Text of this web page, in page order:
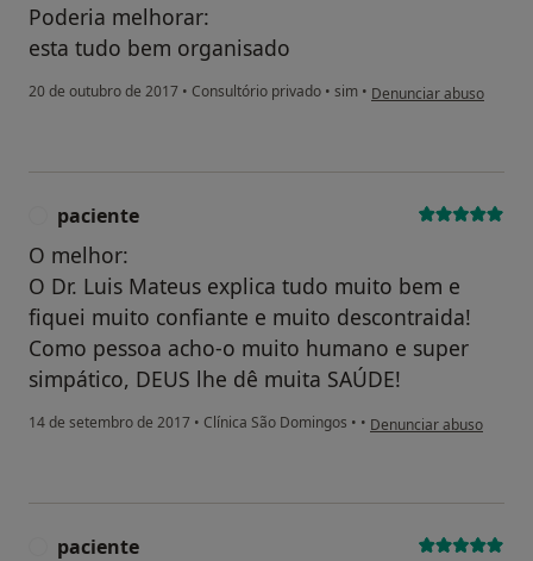
Poderia melhorar:
esta tudo bem organisado
20 de outubro de 2017 • Consultório privado • sim • na opinião do utilizador
Denunciar abuso
paciente
O melhor:
O Dr. Luis Mateus explica tudo muito bem e
fiquei muito confiante e muito descontraida!
Como pessoa acho-o muito humano e super
simpático, DEUS lhe dê muita SAÚDE!
14 de setembro de 2017 • Clínica São Domingos • • na opinião do utilizador
Denunciar abuso
paciente